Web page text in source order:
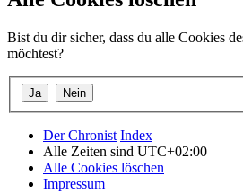
Bist du dir sicher, dass du alle Cookies
möchtest?
Der Chronist Index
Alle Zeiten sind UTC+02:00
Alle Cookies löschen
Impressum